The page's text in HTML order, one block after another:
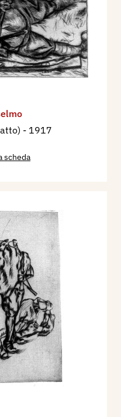
- 1917
scheda